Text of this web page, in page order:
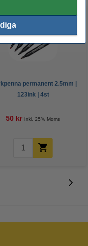
permanent 2.5mm |
123ink | 4st
50 kr Inkl. 25% Moms